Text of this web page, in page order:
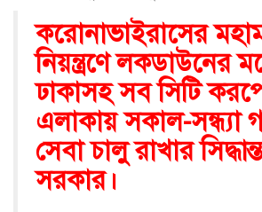
করোনাভাইরাসের
নিয়ন্ত্রণে লকডাউনের
ঢাকাসহ সব সিটি
এলাকায় সকাল-সন্ধ্যা
সেবা চালু রাখার
সরকার।